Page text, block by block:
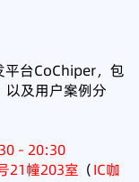
台CoChiper，包
以及用户案例分
- 20:30
21幢203室 （IC咖